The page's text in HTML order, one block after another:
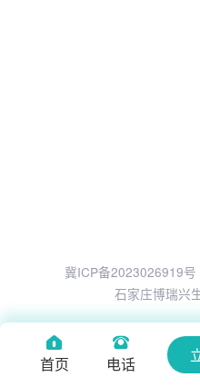
首页 电话
冀ICP备2023026919号
石家庄博瑞兴